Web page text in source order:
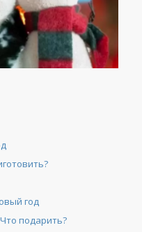
год
подарить?